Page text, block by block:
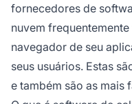
fornecedores de
nuvem
navegador de seu
seus usuários. Estas
e também são as mais